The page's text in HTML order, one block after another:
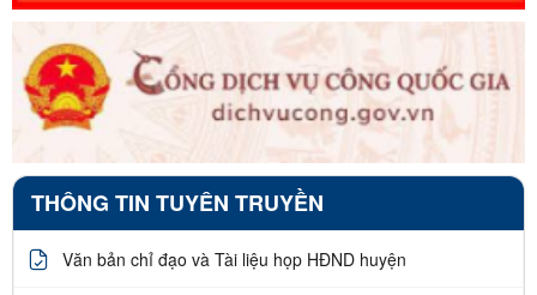
THÔNG TIN TUYÊN TRUYỀN
Văn bản chỉ đạo và Tài liệu họp HĐND huyện